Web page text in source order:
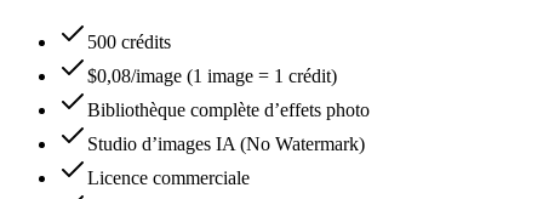
500 crédits
$0,08/image (1 image = 1 crédit)
Bibliothèque complète d’effets photo
Studio d’images IA (No Watermark)
Licence commerciale